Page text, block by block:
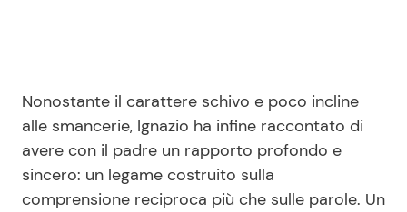
Nonostante il carattere schivo e poco incline
alle smancerie, Ignazio ha infine raccontato di
avere con il padre un rapporto profondo e
sincero: un legame costruito sulla
comprensione reciproca più che sulle parole. Un